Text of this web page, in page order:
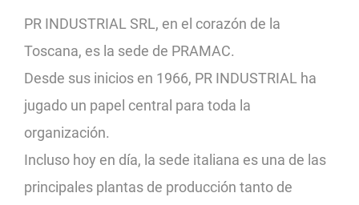
PR INDUSTRIAL SRL, en el corazón de la
Toscana, es la sede de PRAMAC.
Desde sus inicios en 1966, PR INDUSTRIAL ha
jugado un papel central para toda la
organización.
Incluso hoy en día, la sede italiana es una de las
principales plantas de producción tanto de